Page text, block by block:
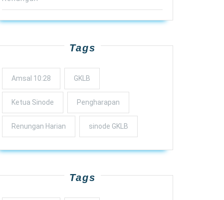
Tags
Amsal 10:28 GKLB
Ketua Sinode Pengharapan
Renungan Harian sinode GKLB
Tags